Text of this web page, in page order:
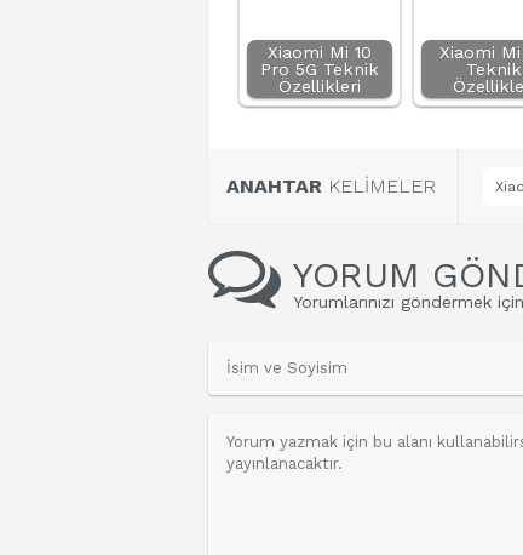
Xiaomi Mi 10
Pro 5G Teknik
Özellikleri
Xiaomi
Teknik
ANAHTAR KELİMELER
YORUM
Yorumlarınızı göndermek